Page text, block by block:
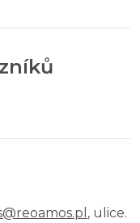
, ulice.